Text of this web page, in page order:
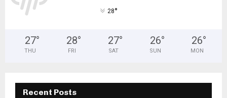
28°
27°
THU
28°
FRI
27°
SAT
26°
SUN
26°
MON
Recent Posts